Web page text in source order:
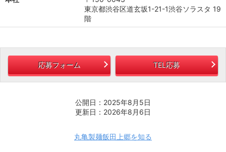
東京都渋谷区道玄坂1-21-1渋谷ソラスタ 19
階
応募フォーム TEL応募
公開日：2025年8月5日
更新日：2026年8月6日
丸亀製麺飯田上郷を知る